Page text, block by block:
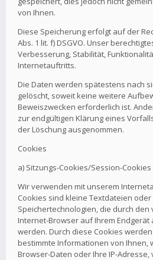
von Ihnen.
Diese Speicherung erfolgt auf der
Abs. 1 lit. f) DSGVO. Unser
Verbesserung, Stabilität,
Internetauftritts.
Die Daten werden spätestens nach
gelöscht, soweit keine weitere
Beweiszwecken erforderlich ist.
zur endgültigen Klärung eines
der Löschung ausgenommen.
Cookies
a) Sitzungs-Cookies/Session-Cookies
Wir verwenden mit unserem
Cookies sind kleine Textdateien
Speichertechnologien, die durch
Internet-Browser auf Ihrem
werden. Durch diese Cookies
bestimmte Informationen von Ihnen,
Browser-Daten oder Ihre IP-Adresse,